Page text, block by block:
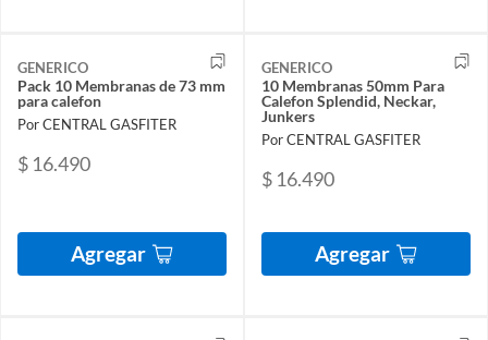
GENERICO
Pack 10 Membranas de 73 mm
para calefon
Por CENTRAL GASFITER
$ 16.490
Agregar
GENERICO
10 Membranas 50mm Para
Calefon Splendid, Neckar,
Junkers
Por CENTRAL GASFITER
$ 16.490
Agregar